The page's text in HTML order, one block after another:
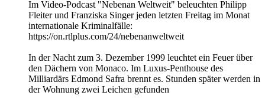
Im Video-Podcast "Nebenan Weltweit" beleuchten Philipp
Fleiter und Franziska Singer jeden letzten Freitag im Monat
internationale Kriminalfälle:
https://on.rtlplus.com/24/nebenanweltweit
In der Nacht zum 3. Dezember 1999 leuchtet ein Feuer über
den Dächern von Monaco. Im Luxus-Penthouse des
Milliardärs Edmond Safra brennt es. Stunden später werden in
der Wohnung zwei Leichen gefunden